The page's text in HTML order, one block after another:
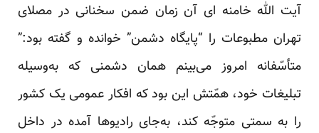
آیت الله خامنه ای آن زمان ضمن سخنانی در مصلای
تهران مطبوعات را “پایگاه دشمن” خوانده و گفته بود:”
متأسّفانه امروز می‌بینم همان دشمنی که به‌وسیله
تبلیغات خود، همّتش این بود که افکار عمومی یک کشور
را به سمتی متوجّه کند، به‌جای رادیوها آمده در داخل